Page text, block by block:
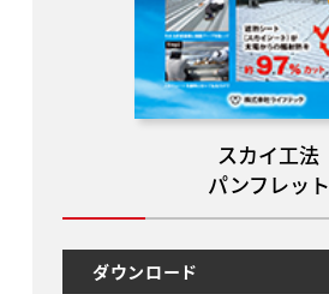
スカイ工法
パンフレット
ダウンロード